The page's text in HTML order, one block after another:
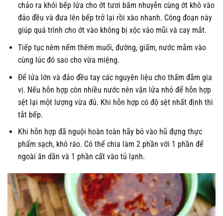
chảo ra khỏi bếp lửa cho ớt tươi băm nhuyễn cùng ớt khô vào
đảo đều và đưa lên bếp trở lại rồi xào nhanh. Công đoạn này
giúp quá trình cho ớt vào không bị xộc vào mũi và cay mắt.
Tiếp tục nêm nếm thêm muối, đường, giấm, nước mắm vào
cùng lúc đó sao cho vừa miệng.
Để lửa lớn và đảo đều tay các nguyên liệu cho thấm đẫm gia
vị. Nếu hỗn hợp còn nhiều nước nên vặn lửa nhỏ để hỗn hợp
sệt lại một lượng vừa đủ. Khi hỗn hợp có độ sệt nhất định thì
tắt bếp.
Khi hỗn hợp đã nguội hoàn toàn hãy bỏ vào hũ đựng thực
phẩm sạch, khô ráo. Có thể chia làm 2 phần với 1 phần để
ngoài ăn dần và 1 phần cất vào tủ lạnh.